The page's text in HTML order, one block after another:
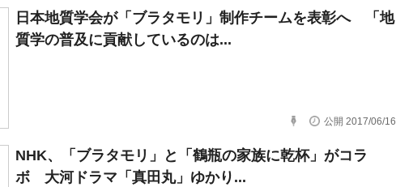
日本地質学会が「ブラタモリ」制作チームを表彰へ 「地
質学の普及に貢献しているのは...
公開 2017/06/16
NHK、「ブラタモリ」と「鶴瓶の家族に乾杯」がコラ
ボ 大河ドラマ「真田丸」ゆかり...